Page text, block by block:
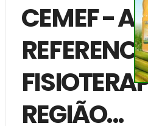
CEMEF - A
REGIÃO...